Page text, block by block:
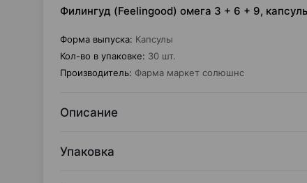
Филингуд (Feelingood) омега 3 + 6 + 9,
Форма выпуска: Капсулы
Кол-во в упаковке: 30 шт.
Производитель: Фарма маркет солюшнс
Описание
Упаковка